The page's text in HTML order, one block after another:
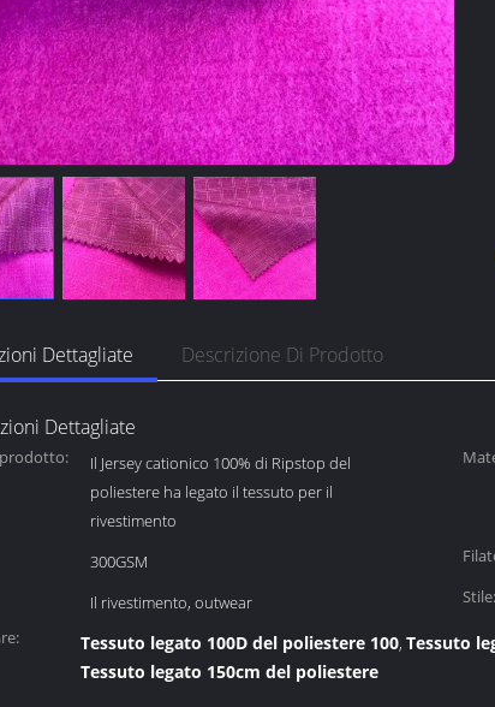
Dettagliate Descrizione Di Prodotto
Dettagliate
Il Jersey cationico 100% di Ripstop del
poliestere ha legato il tessuto per il
rivestimento
300GSM
Il rivestimento, outwear Stile:
Tessuto legato 100D del poliestere 100, Tessuto
Tessuto legato 150cm del poliestere